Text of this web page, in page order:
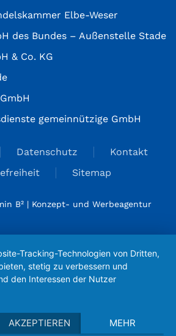
Elbe-Weser
des Bundes – Außenstelle Stade
& Co. KG
gemeinnützige GmbH
Datenschutz
Kontakt
Sitemap
B² | Konzept- und Werbeagentur
Tracking-Technologien von Dritten,
stetig zu verbessern und
den Interessen der Nutzer
AKZEPTIEREN MEHR